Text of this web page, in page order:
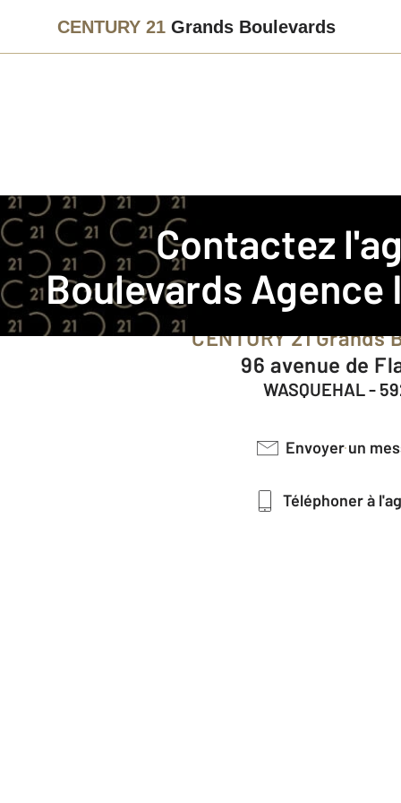
CENTURY 21 Grands Boulevards
Contactez
Boulevards Agence
Agence immobilière
Notre agence à
CENTURY 21
96 avenue de
WASQUEHAL -
Envoyer un
Téléphoner à